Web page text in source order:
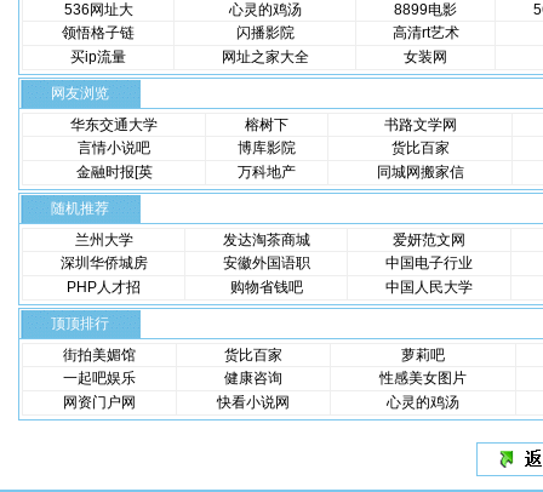
536网址大
心灵的鸡汤 8899电影
领悟格子链
闪播影院
高清rt艺术
买ip流量
网址之家大全 女装网
网友浏览
华东交通大学
榕树下
书路文学网
言情小说吧
博库影院
货比百家
金融时报[英
万科地产 同城网搬家信
随机推荐
兰州大学
发达淘茶商城
爱妍范文网
深圳华侨城房
安徽外国语职
中国电子行业
PHP人才招
购物省钱吧 中国人民大学
顶顶排行
街拍美媚馆
货比百家
萝莉吧
一起吧娱乐
健康咨询
性感美女图片
网资门户网
快看小说网 心灵的鸡汤